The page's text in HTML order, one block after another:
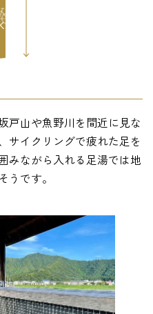
戸山や魚野川を間近に見な
サイクリングで疲れた足を
みながら入れる足湯では地
うです。